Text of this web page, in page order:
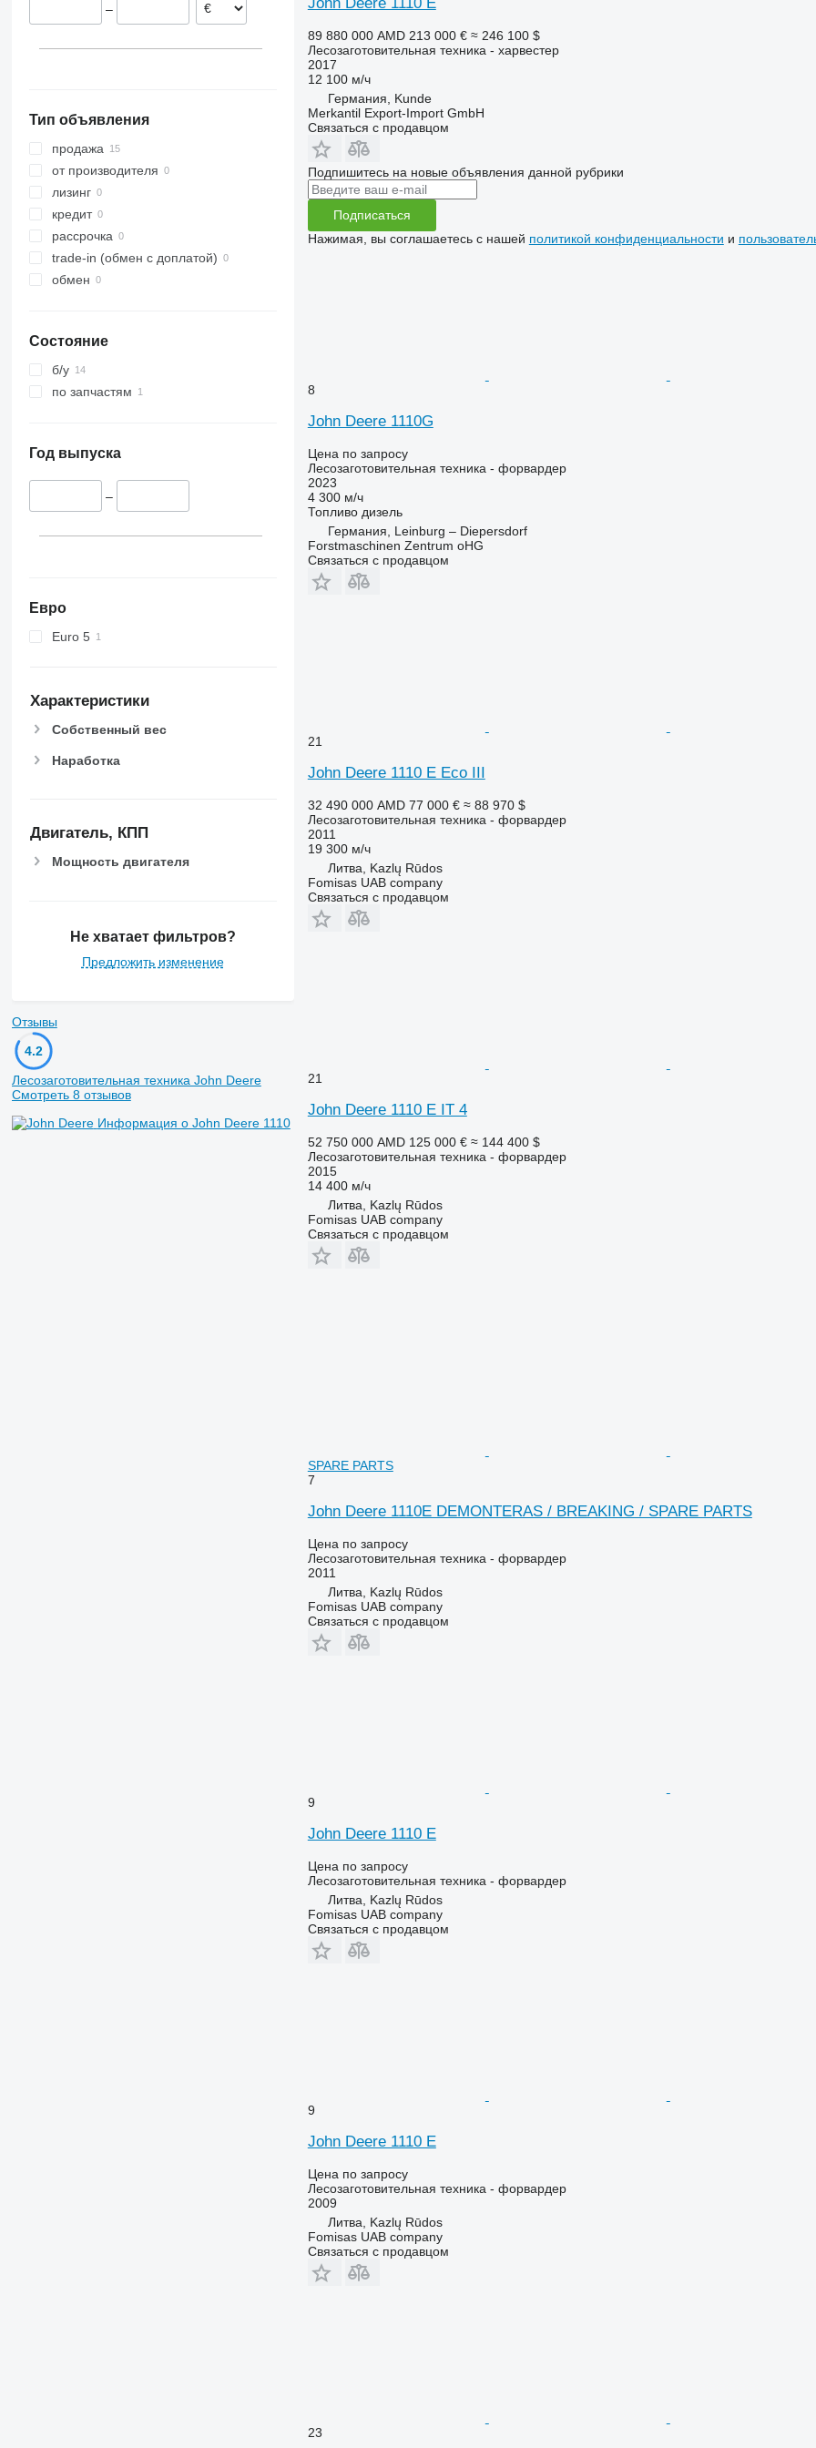
–
Тип объявления
продажа
от производителя
лизинг
кредит
рассрочка
trade-in (обмен с доплатой)
обмен
Состояние
б/у
по запчастям
Год выпуска
–
Евро
Euro 5
Характеристики
Собственный вес
Наработка
Двигатель, КПП
Мощность двигателя
Не хватает фильтров?
Предложить изменение
Отзывы
4.2
Лесозаготовительная техника John Deere
Смотреть 8 отзывов
Информация о John Deere 1110
89 880 000 AMD 213 000 € ≈ 246 100 $
Лесозаготовительная техника - харвестер
2017
12 100 м/ч
Германия, Kunde
Merkantil Export-Import GmbH
Связаться с продавцом
Подпишитесь на новые объявления данной рубрики
Подписаться
Нажимая, вы соглашаетесь с нашей политикой конфиденциальности и
8
John Deere 1110G
Цена по запросу
Лесозаготовительная техника - форвардер
2023
4 300 м/ч
Топливо дизель
Германия, Leinburg – Diepersdorf
Forstmaschinen Zentrum oHG
Связаться с продавцом
21
John Deere 1110 E Eco III
32 490 000 AMD 77 000 € ≈ 88 970 $
Лесозаготовительная техника - форвардер
2011
19 300 м/ч
Литва, Kazlų Rūdos
Fomisas UAB company
Связаться с продавцом
21
John Deere 1110 E IT 4
52 750 000 AMD 125 000 € ≈ 144 400 $
Лесозаготовительная техника - форвардер
2015
14 400 м/ч
Литва, Kazlų Rūdos
Fomisas UAB company
Связаться с продавцом
SPARE PARTS
7
John Deere 1110E DEMONTERAS / BREAKING / SPARE PARTS
Цена по запросу
Лесозаготовительная техника - форвардер
2011
Литва, Kazlų Rūdos
Fomisas UAB company
Связаться с продавцом
9
John Deere 1110 E
Цена по запросу
Лесозаготовительная техника - форвардер
Литва, Kazlų Rūdos
Fomisas UAB company
Связаться с продавцом
9
John Deere 1110 E
Цена по запросу
Лесозаготовительная техника - форвардер
2009
Литва, Kazlų Rūdos
Fomisas UAB company
Связаться с продавцом
23